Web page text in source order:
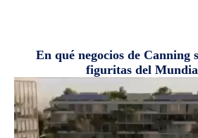
En qué negocios de Canning
figuritas del